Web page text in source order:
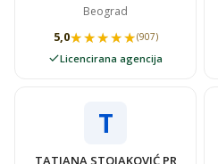
Beograd
5,0★★★★★
★★★★★(907)
Licencirana agencija
T
TATJANA STOJAKOVIĆ PR